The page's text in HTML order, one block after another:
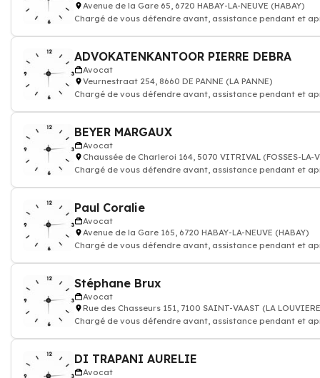
Avenue de la Gare 65, 6720 HABAY-LA-NEUVE (HABAY)
Chargé de vous défendre avant, assistance pendant et
ADVOKATENKANTOOR PIERRE DEBRA
Avocat
Veurnestraat 254, 8660 DE PANNE (LA PANNE)
Chargé de vous défendre avant, assistance pendant et
BEYER MARGAUX
Avocat
Chaussée de Charleroi 164, 5070 VITRIVAL (FOSSES-LA-
Chargé de vous défendre avant, assistance pendant et
Paul Coralie
Avocat
Avenue de la Gare 165, 6720 HABAY-LA-NEUVE (HABAY)
Chargé de vous défendre avant, assistance pendant et
Stéphane Brux
Avocat
Rue des Chasseurs 151, 7100 SAINT-VAAST (LA
Chargé de vous défendre avant, assistance pendant et
DI TRAPANI AURELIE
Avocat